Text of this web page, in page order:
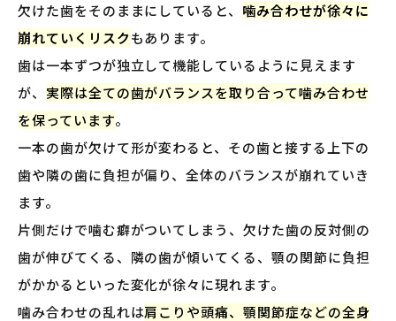
欠けた歯をそのままにしていると、 噛み合わせが徐々に
崩れていくリスクもあります。
歯は一本ずつが独立して機能しているように見えます
が、 実際は全ての歯がバランスを取り合って噛み合わせ
を保っています。
一本の歯が欠けて形が変わると、その歯と接する上下の
歯や隣の歯に負担が偏り、全体のバランスが崩れていき
ます。
片側だけで噛む癖がついてしまう、欠けた歯の反対側の
歯が伸びてくる、隣の歯が傾いてくる、顎の関節に負担
がかかるといった変化が徐々に現れます。
噛み合わせの乱れは肩こりや頭痛、顎関節症などの全身